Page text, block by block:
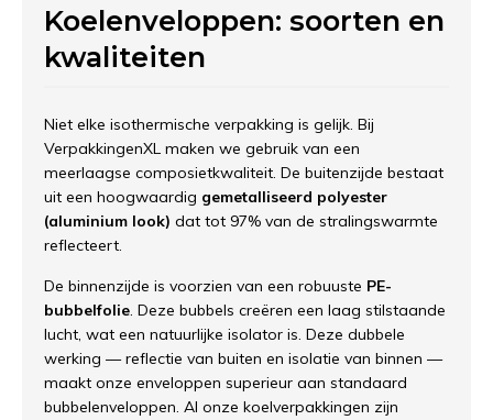
Koelenveloppen: soorten en
kwaliteiten
Niet elke isothermische verpakking is gelijk. Bij
VerpakkingenXL maken we gebruik van een
meerlaagse composietkwaliteit. De buitenzijde bestaat
uit een hoogwaardig gemetalliseerd polyester
(aluminium look) dat tot 97% van de stralingswarmte
reflecteert.
De binnenzijde is voorzien van een robuuste PE-
bubbelfolie. Deze bubbels creëren een laag stilstaande
lucht, wat een natuurlijke isolator is. Deze dubbele
werking — reflectie van buiten en isolatie van binnen —
maakt onze enveloppen superieur aan standaard
bubbelenveloppen. Al onze koelverpakkingen zijn